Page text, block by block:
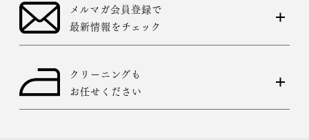
メルマガ会員登録で
最新情報をチェック
クリーニングも
お任せください